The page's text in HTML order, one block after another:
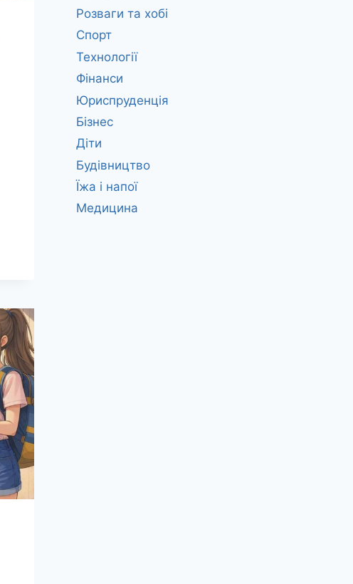
Розваги та хобі
Спорт
Технології
Фінанси
Юриспруденція
Бізнес
Діти
Будівництво
Їжа і напої
Медицина